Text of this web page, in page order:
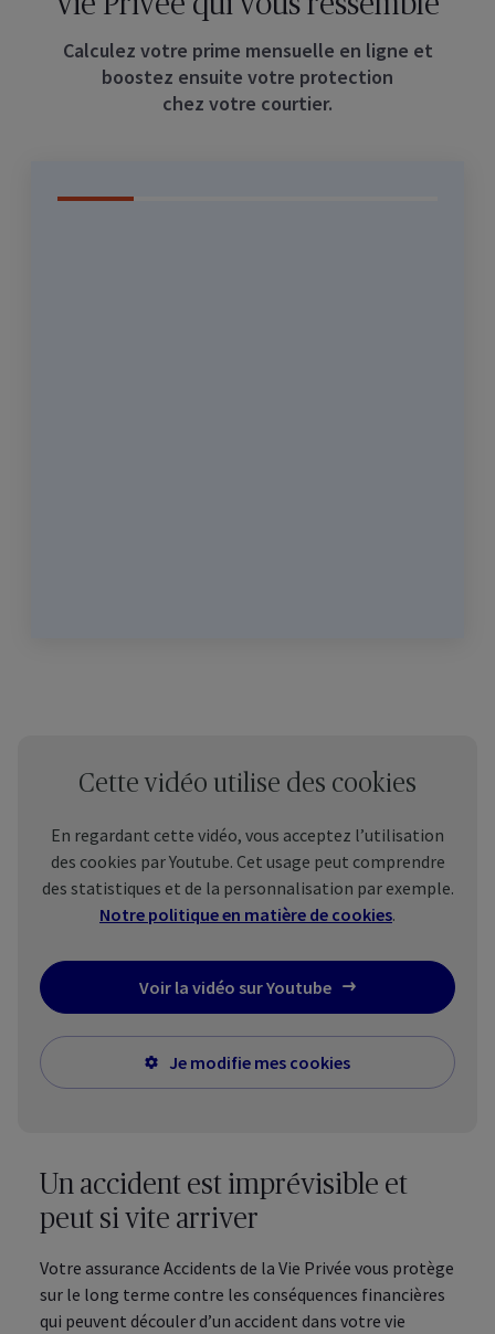
Calculez votre prime mensuelle en ligne et
boostez ensuite votre protection
chez votre courtier.
Cette vidéo utilise des cookies
En regardant cette vidéo, vous acceptez l’utilisation
des cookies par Youtube. Cet usage peut comprendre
des statistiques et de la personnalisation par exemple.
Notre politique en matière de cookies.
Voir la vidéo sur Youtube
Je modifie mes cookies
Un accident est imprévisible et
peut si vite arriver
Votre assurance Accidents de la Vie Privée vous protège
sur le long terme contre les conséquences financières
qui peuvent découler d’un accident dans votre vie